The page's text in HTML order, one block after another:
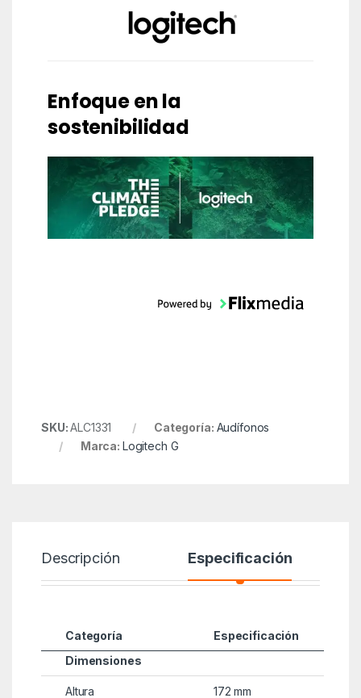
Enfoque en la
sostenibilidad
SKU:ALC1331 Categoría: Audífonos
Marca: Logitech G
Descripción Especificación
Categoría
Especificación
Dimensiones
Altura 172 mm